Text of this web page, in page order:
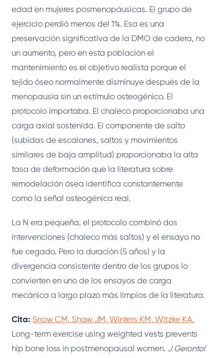
edad en mujeres posmenopáusicas. El grupo de
ejercicio perdió menos del 1%. Esa es una
preservación significativa de la DMO de cadera, no
un aumento, pero en esta población el
mantenimiento es el objetivo realista porque el
tejido óseo normalmente disminuye después de la
menopausia sin un estímulo osteogénico. El
protocolo importaba. El chaleco proporcionaba una
carga axial sostenida. El componente de salto
(subidas de escalones, saltos y movimientos
similares de baja amplitud) proporcionaba la alta
tasa de deformación que la literatura sobre
remodelación ósea identifica constantemente
como la señal osteogénica real.
La N era pequeña, el protocolo combinó dos
intervenciones (chaleco más saltos) y el ensayo no
fue cegado. Pero la duración (5 años) y la
divergencia consistente dentro de los grupos lo
convierten en uno de los ensayos de carga
mecánica a largo plazo más limpios de la literatura.
Cita: Snow CM, Shaw JM, Winters KM, Witzke KA.
Long-term exercise using weighted vests prevents
hip bone loss in postmenopausal women. J Gerontol